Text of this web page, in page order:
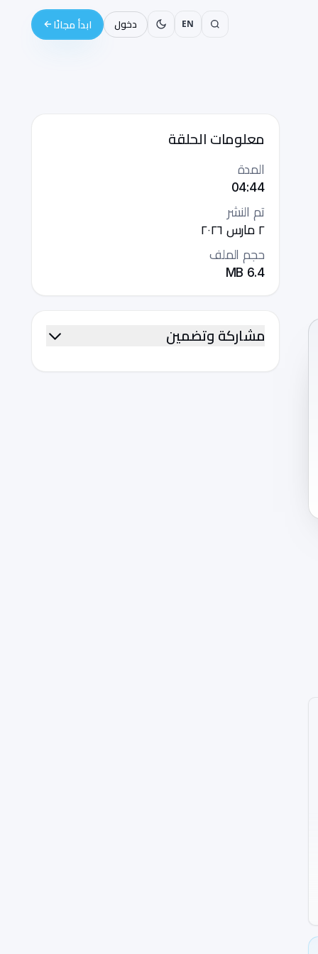
EN دخول ابدأ مجانًا
معلومات الحلقة
المدة
04:44
تم النشر
٢ مارس ٢٠٢٦
حجم الملف
6.4
مشاركة وتضمين